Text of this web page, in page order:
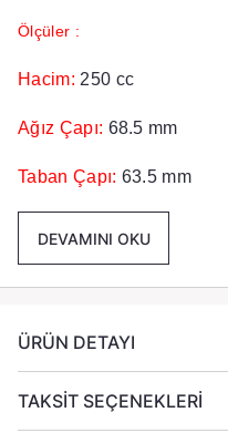
Ölçüler :
Hacim: 250 cc
Ağız Çapı: 68.5 mm
Taban Çapı: 63.5 mm
Mumluk Gönderilmektedir.
DEVAMINI OKU
ÜRÜN DETAYI
TAKSİT SEÇENEKLERİ